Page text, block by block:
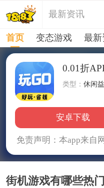
最新资讯
首页 变态游戏 最新
0.01折
类型：休闲
安卓下载
免责声明：本app来自
街机游戏有哪些热